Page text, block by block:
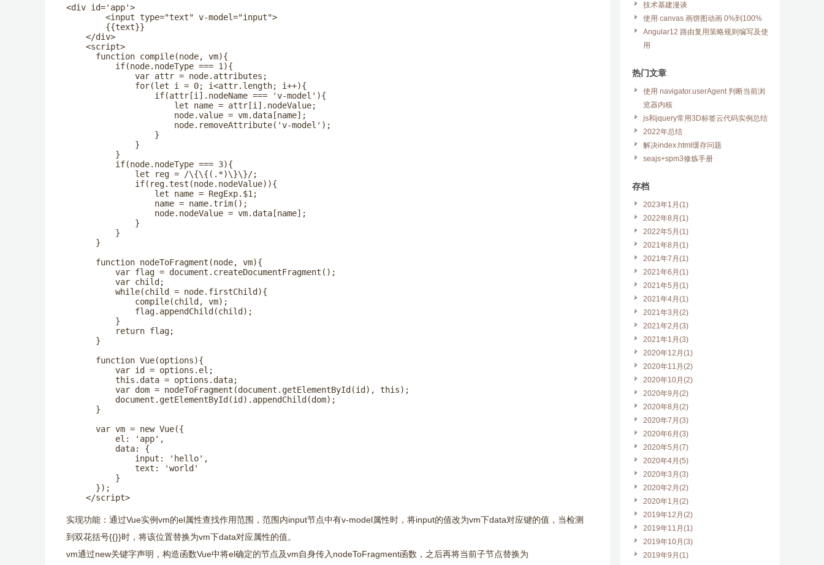
<div id='app'>
        <input type="text" v-model="input">
        {{text}}
    </div>
    <script>
      function compile(node, vm){
          if(node.nodeType === 1){
              var attr = node.attributes;
              for(let i = 0; i<attr.length; i++){
                  if(attr[i].nodeName === 'v-model'){
                      let name = attr[i].nodeValue;
                      node.value = vm.data[name];
                      node.removeAttribute('v-model');
                  }
              }
          }
          if(node.nodeType === 3){
              let reg = /\{\{(.*)\}\}/;
              if(reg.test(node.nodeValue)){
                  let name = RegExp.$1;
                  name = name.trim();
                  node.nodeValue = vm.data[name];
              }
          }
      }
      function nodeToFragment(node, vm){
          var flag = document.createDocumentFragment();
          var child;
          while(child = node.firstChild){
              compile(child, vm);
              flag.appendChild(child);
          }
          return flag;
      }
      function Vue(options){
          var id = options.el;
          this.data = options.data;
          var dom = nodeToFragment(document.getElementById(id), this);
          document.getElementById(id).appendChild(dom);
      }
      var vm = new Vue({
          el: 'app',
          data: {
              input: 'hello',
              text: 'world'
          }
      });
    </script>
实现功能：通过Vue实例vm的el属性查找作用范围，范围内input节点中有v-model属性时，将input的值改为vm下data对应键的值，当检测
到双花括号{{}}时，将该位置替换为vm下data对应属性的值。
vm通过new关键字声明，构造函数Vue中将el确定的节点及vm自身传入nodeToFragment函数，之后再将当前子节点替换为
技术基建漫谈
使用 canvas 画饼图动画 0%到100%
Angular12 路由复用策略规则编写及使
用
热门文章
使用 navigator.userAgent 判断当前浏
览器内核
js和jquery常用3D标签云代码实例总结
2022年总结
解决index.html缓存问题
seajs+spm3修炼手册
存档
2023年1月(1)
2022年8月(1)
2022年5月(1)
2021年8月(1)
2021年7月(1)
2021年6月(1)
2021年5月(1)
2021年4月(1)
2021年3月(2)
2021年2月(3)
2021年1月(3)
2020年12月(1)
2020年11月(2)
2020年10月(2)
2020年9月(2)
2020年8月(2)
2020年7月(3)
2020年6月(3)
2020年5月(7)
2020年4月(5)
2020年3月(3)
2020年2月(2)
2020年1月(2)
2019年12月(2)
2019年11月(1)
2019年10月(3)
2019年9月(1)